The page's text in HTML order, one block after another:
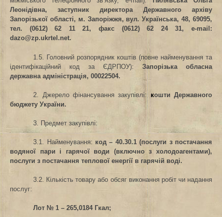
Леонідівна, заступник директора Державного архіву
Запорізької області, м. Запоріжжя, вул. Українська, 48, 69095,
тел. (0612) 62 11 21, факс (0612) 62 24 31, е-mail :
dazo@zp.ukrtel .net.
1.5. Головний розпорядник коштів (повне найменування та
ідентифікаційний код за ЄДРПОУ): Запорізька обласна
державна адміністрація, 00022504.
2. Джерело фінансування закупівлі: кошти Державного
бюджету України.
3. Предмет закупівлі:
3.1. Найменування: код – 40.30.1 (послуги з постачання
водяної пари і гарячої води (включно з холодоагентами),
послуги з постачання теплової енергії в гарячій воді.
3.2. Кількість товару або обсяг виконання робіт чи надання
послуг:
Лот № 1 – 265,0184 Гкал;